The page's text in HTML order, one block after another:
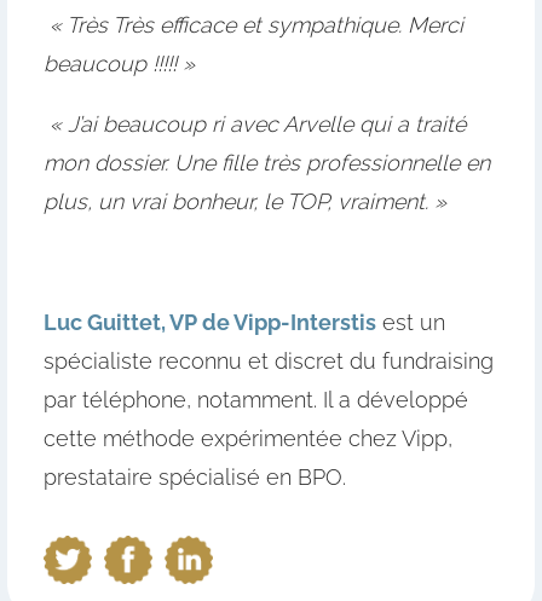
« Très Très efficace et sympathique. Merci
beaucoup !!!!! »
« J’ai beaucoup ri avec Arvelle qui a traité
mon dossier. Une fille très professionnelle en
plus, un vrai bonheur, le TOP, vraiment. »
Luc Guittet, VP de Vipp-Interstis est un
spécialiste reconnu et discret du fundraising
par téléphone, notamment. Il a développé
cette méthode expérimentée chez Vipp,
prestataire spécialisé en BPO.